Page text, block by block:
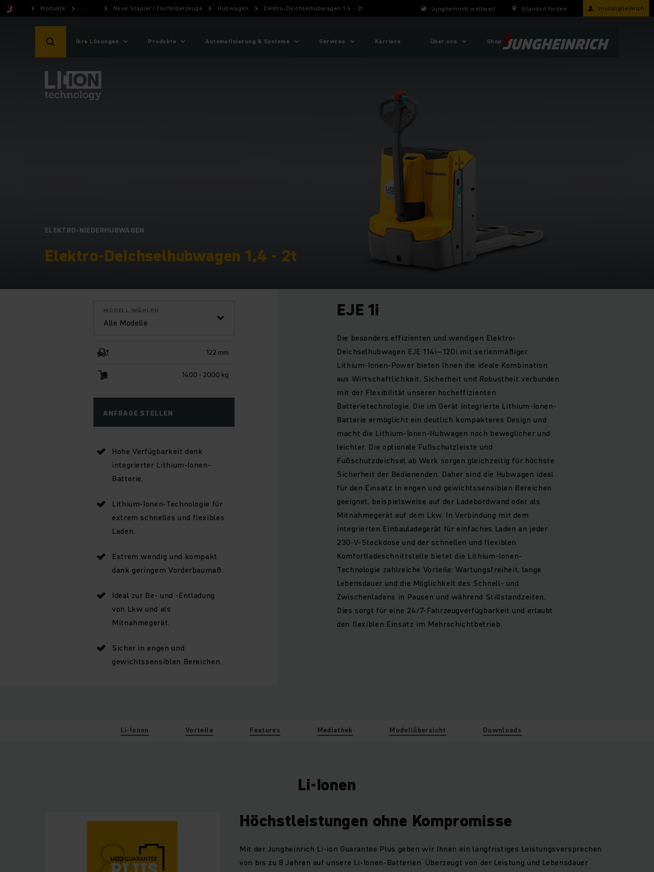
Produkte ... Neue Stapler / Flurförderzeuge Hubwagen Elektro-Deichselhubwagen 1,4 - 2t Jungheinrich weltweit Standort finden myJungheinrich
Ihre Lösungen Produkte Automatisierung & Systeme Services Karriere Über uns Shop
ELEKTRO-NIEDERHUBWAGEN
Elektro-Deichselhubwagen 1,4 - 2t
Alle Modelle
MODELL WÄHLEN
122 mm
1400 - 2000 kg
ANFRAGE STELLEN
Hohe Verfügbarkeit dank
integrierter Lithium-Ionen-
Batterie.
Lithium-Ionen-Technologie für
extrem schnelles und flexibles
Laden.
Extrem wendig und kompakt
dank geringem Vorderbaumaß.
Ideal zur Be- und -Entladung
von Lkw und als
Mitnahmegerät.
Sicher in engen und
gewichtssensiblen Bereichen.
EJE 1i
Die besonders effizienten und wendigen Elektro-
Deichselhubwagen EJE 114i–120i mit serienmäßiger
Lithium-Ionen-Power bieten Ihnen die ideale Kombination
aus Wirtschaftlichkeit, Sicherheit und Robustheit verbunden
mit der Flexibilität unserer hocheffizienten
Batterietechnologie. Die im Gerät integrierte Lithium-Ionen-
Batterie ermöglicht ein deutlich kompakteres Design und
macht die Lithium-Ionen-Hubwagen noch beweglicher und
leichter. Die optionale Fußschutzleiste und
Fußschutzdeichsel ab Werk sorgen gleichzeitig für höchste
Sicherheit der Bedienenden. Daher sind die Hubwagen ideal
für den Einsatz in engen und gewichtssensiblen Bereichen
geeignet, beispielsweise auf der Ladebordwand oder als
Mitnahmegerät auf dem Lkw. In Verbindung mit dem
integrierten Einbauladegerät für einfaches Laden an jeder
230-V-Steckdose und der schnellen und flexiblen
Komfortladeschnittstelle bietet die Lithium-Ionen-
Technologie zahlreiche Vorteile: Wartungsfreiheit, lange
Lebensdauer und die Möglichkeit des Schnell- und
Zwischenladens in Pausen und während Stillstandzeiten.
Dies sorgt für eine 24/7-Fahrzeugverfügbarkeit und erlaubt
den flexiblen Einsatz im Mehrschichtbetrieb.
Li-Ionen Vorteile Features Mediathek Modellübersicht Downloads
Li-Ionen
Höchstleistungen ohne Kompromisse
Mit der Jungheinrich Li-ion Guarantee Plus geben wir Ihnen ein langfristiges Leistungsversprechen
von bis zu 8 Jahren auf unsere Li-Ionen-Batterien. Überzeugt von der Leistung und Lebensdauer